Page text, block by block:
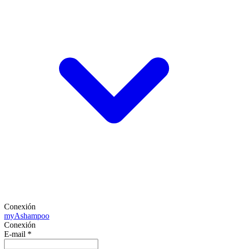
Conexión
myAshampoo
Conexión
E-mail *